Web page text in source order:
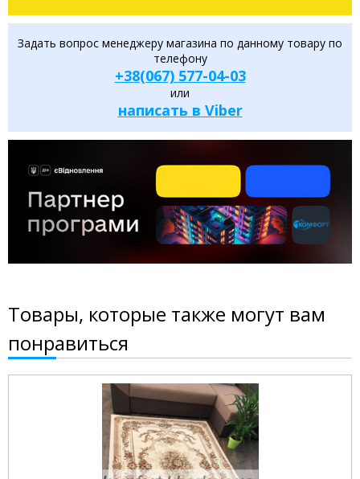
Задать вопрос менеджеру магазина по данному товару по
телефону
+38(067) 577-04-03
или
написать в Viber
Товары, которые также могут вам
понравиться